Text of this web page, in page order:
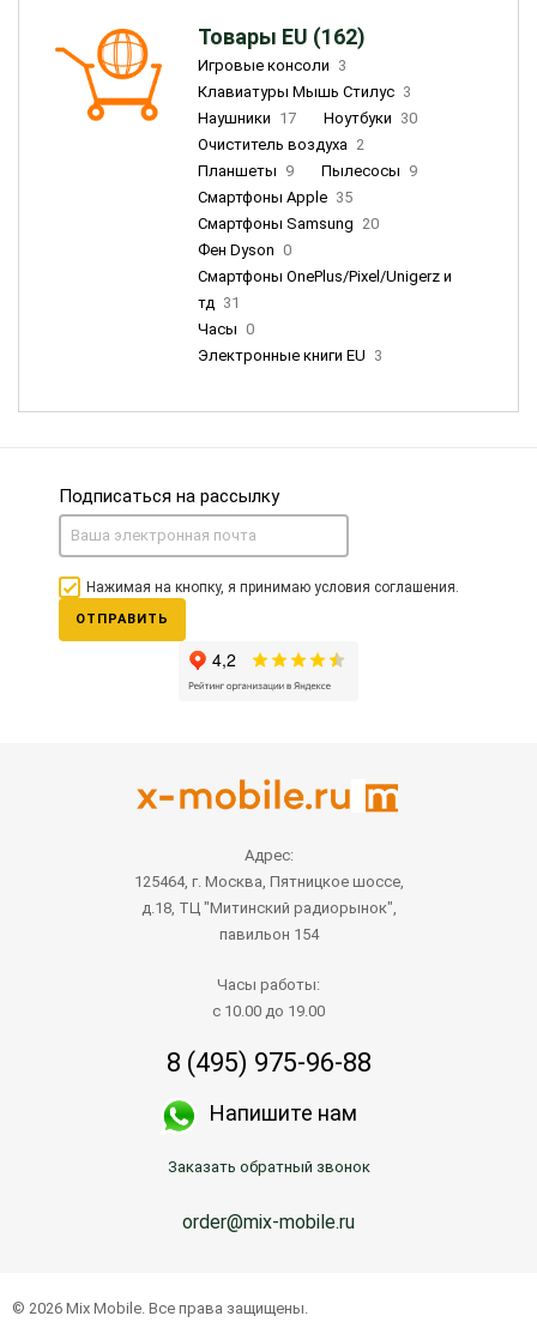
Товары EU (162)
Игровые консоли 3
Клавиатуры Мышь Стилус 3
Наушники 17 Ноутбуки 30
Очиститель воздуха 2
Планшеты 9 Пылесосы 9
Смартфоны Apple 35
Смартфоны Samsung 20
Фен Dyson 0
Смартфоны OnePlus/Pixel/Unigerz и
тд 31
Часы 0
Электронные книги EU 3
Подписаться на рассылку
Нажимая на кнопку, я принимаю условия соглашения.
ОТПРАВИТЬ
Адрес:
125464, г. Москва, Пятницкое шоссе,
д.18, ТЦ "Митинский радиорынок",
павильон 154
Часы работы:
с 10.00 до 19.00
8 (495) 975-96-88
Напишите нам
Заказать обратный звонок
order@mix-mobile.ru
© 2026 Mix Mobile. Все права защищены.